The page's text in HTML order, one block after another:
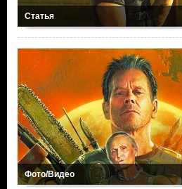
Статья
Фото/Видео